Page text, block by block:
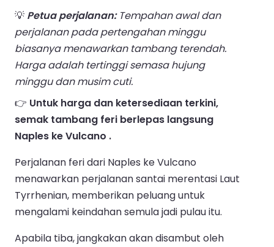
💡 Petua perjalanan:Tempahan awal dan
perjalanan pada pertengahan minggu
biasanya menawarkan tambang terendah.
Harga adalah tertinggi semasa hujung
minggu dan musim cuti.
👉 Untuk harga dan ketersediaan terkini,
semak tambang feri berlepas langsung
Naples ke Vulcano .
Perjalanan feri dari Naples ke Vulcano
menawarkan perjalanan santai merentasi Laut
Tyrrhenian, memberikan peluang untuk
mengalami keindahan semula jadi pulau itu.
Apabila tiba, jangkakan akan disambut oleh